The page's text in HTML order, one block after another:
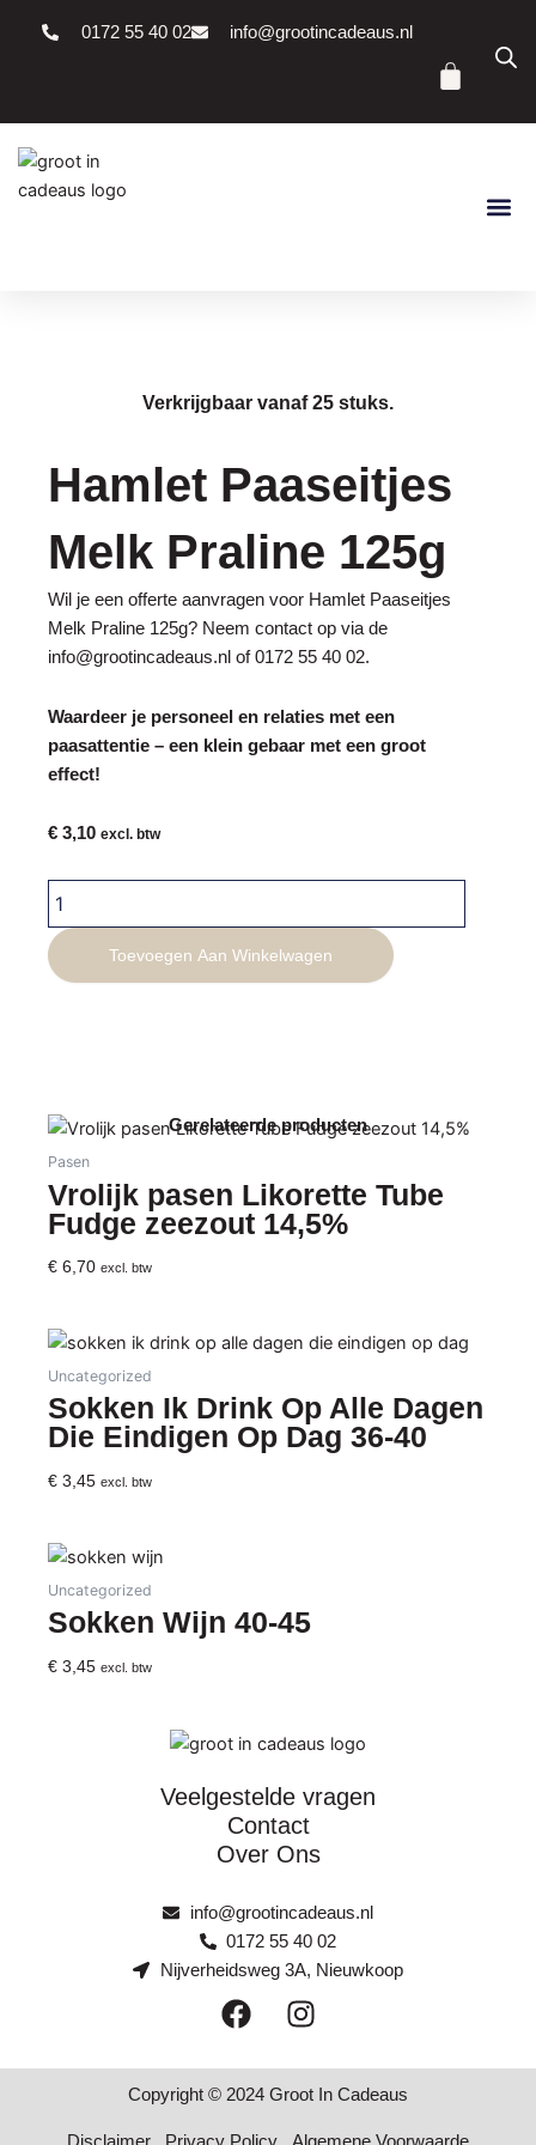
0172 55 40 02 info@grootincadeaus.nl
Hamlet Paaseitjes
Melk Praline 125g
Wil je een offerte aanvragen voor Hamlet Paaseitjes
Melk Praline 125g? Neem contact op via de
info@grootincadeaus.nl of0172 55 40 02.
Waardeer je personeel en relaties met een
paasattentie – een klein gebaar met een groot
effect!
€ 3,10 excl. btw
Paaseitjes
Melk
Praline
125g
Toevoegen Aan Winkelwagen
Verkrijgbaar vanaf 25 stuks.
Gerelateerde producten
Pasen
Vrolijk pasen Likorette Tube
Fudge zeezout 14,5%
€ 6,70 excl. btw
Uncategorized
Sokken Ik Drink Op Alle Dagen
Die Eindigen Op Dag 36-40
€ 3,45 excl. btw
Uncategorized
Sokken Wijn 40-45
€ 3,45 excl. btw
Veelgestelde vragen
Contact
Over Ons
info@grootincadeaus.nl
0172 55 40 02
Nijverheidsweg 3A, Nieuwkoop
F
a
e
I
n
t
Copyright © 2024 Groot In Cadeaus